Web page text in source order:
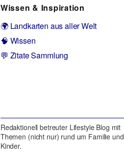
Wissen & Inspiration
🌍 Landkarten aus aller Welt
🧠 Wissen
💬 Zitate Sammlung
Redaktionell betreuter Lifestyle Blog mit
Themen (nicht nur) rund um Familie und
Kinder.